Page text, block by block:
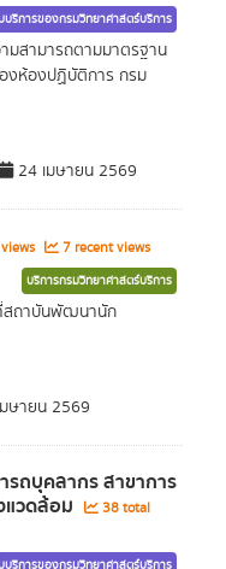
บริการของกรมวิทยาศาสตร์บริการ
มสามารถตามมาตรฐาน
องห้องปฏิบัติการ กรม
24 เมษายน 2569
7 recent views
บริการกรมวิทยาศาสตร์บริการ
สถาบันพัฒนานัก
ษายน 2569
รถบุคลากร สาขาการ
วดล้อม
38 total
บริการของกรมวิทยาศาสตร์บริการ